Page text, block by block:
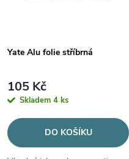
Yate Alu folie stříbrná
105 Kč
Skladem 4 ks
DO KOŠÍKU